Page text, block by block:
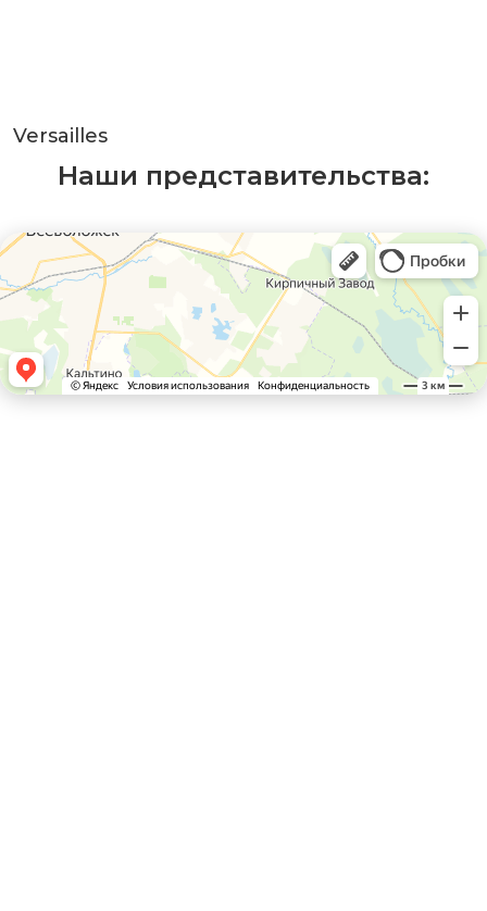
Versailles
Наши представительства: